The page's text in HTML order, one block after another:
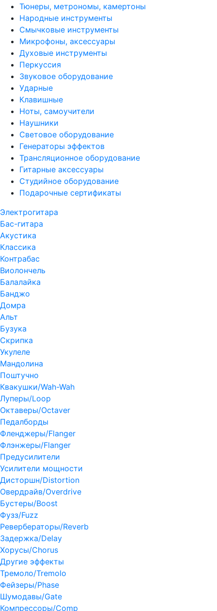
Тюнеры, метрономы, камертоны
Народные инструменты
Смычковые инструменты
Микрофоны, аксессуары
Духовые инструменты
Перкуссия
Звуковое оборудование
Ударные
Клавишные
Ноты, самоучители
Наушники
Световое оборудование
Генераторы эффектов
Трансляционное оборудование
Гитарные аксессуары
Студийное оборудование
Подарочные сертификаты
Электрогитара
Бас-гитара
Акустика
Классика
Контрабас
Виолончель
Балалайка
Банджо
Домра
Альт
Бузука
Скрипка
Укулеле
Мандолина
Поштучно
Квакушки/Wah-Wah
Луперы/Loop
Октаверы/Octaver
Педалборды
Фленджеры/Flanger
Флэнжеры/Flanger
Предусилители
Усилители мощности
Дисторшн/Distortion
Овердрайв/Overdrive
Бустеры/Boost
Фузз/Fuzz
Ревербераторы/Reverb
Задержка/Delay
Хорусы/Chorus
Другие эффекты
Тремоло/Tremolo
Фейзеры/Phase
Шумодавы/Gate
Компрессоры/Comp